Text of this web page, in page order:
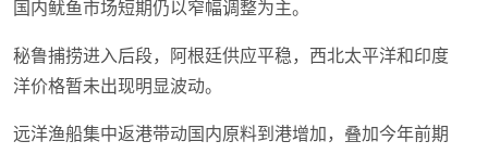
国内鱿鱼市场短期仍以窄幅调整为主。
秘鲁捕捞进入后段，阿根廷供应平稳，西北太平洋和印度
洋价格暂未出现明显波动。
远洋渔船集中返港带动国内原料到港增加，叠加今年前期